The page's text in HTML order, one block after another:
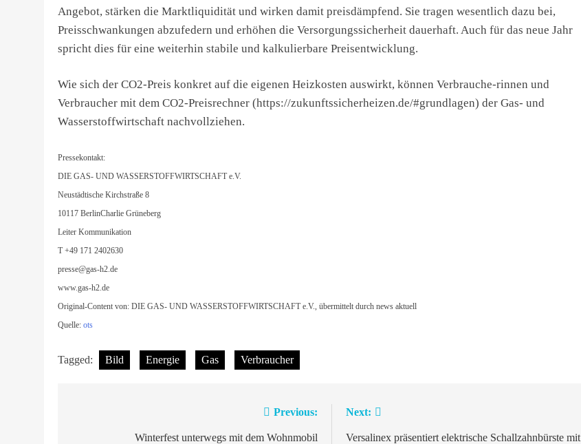
Angebot, stärken die Marktliquidität und wirken damit preisdämpfend. Sie tragen wesentlich dazu bei,
Preisschwankungen abzufedern und erhöhen die Versorgungssicherheit dauerhaft. Auch für das neue Jahr
spricht dies für eine weiterhin stabile und kalkulierbare Preisentwicklung.
Wie sich der CO2-Preis konkret auf die eigenen Heizkosten auswirkt, können Verbrauche-rinnen und
Verbraucher mit dem CO2-Preisrechner (https://zukunftssicherheizen.de/#grundlagen) der Gas- und
Wasserstoffwirtschaft nachvollziehen.
Pressekontakt:
DIE GAS- UND WASSERSTOFFWIRTSCHAFT e.V.
Neustädtische Kirchstraße 8
10117 BerlinCharlie Grüneberg
Leiter Kommunikation
T +49 171 2402630
presse@gas-h2.de
www.gas-h2.de
Original-Content von: DIE GAS- UND WASSERSTOFFWIRTSCHAFT e.V., übermittelt durch news aktuell
Quelle: ots
Tagged: Bild Energie Gas Verbraucher
Previous:
Winterfest unterwegs mit dem Wohnmobil
Next:
Versalinex präsentiert elektrische Schallzahnbürste mit